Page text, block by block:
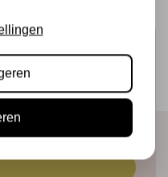
nieuwe producten